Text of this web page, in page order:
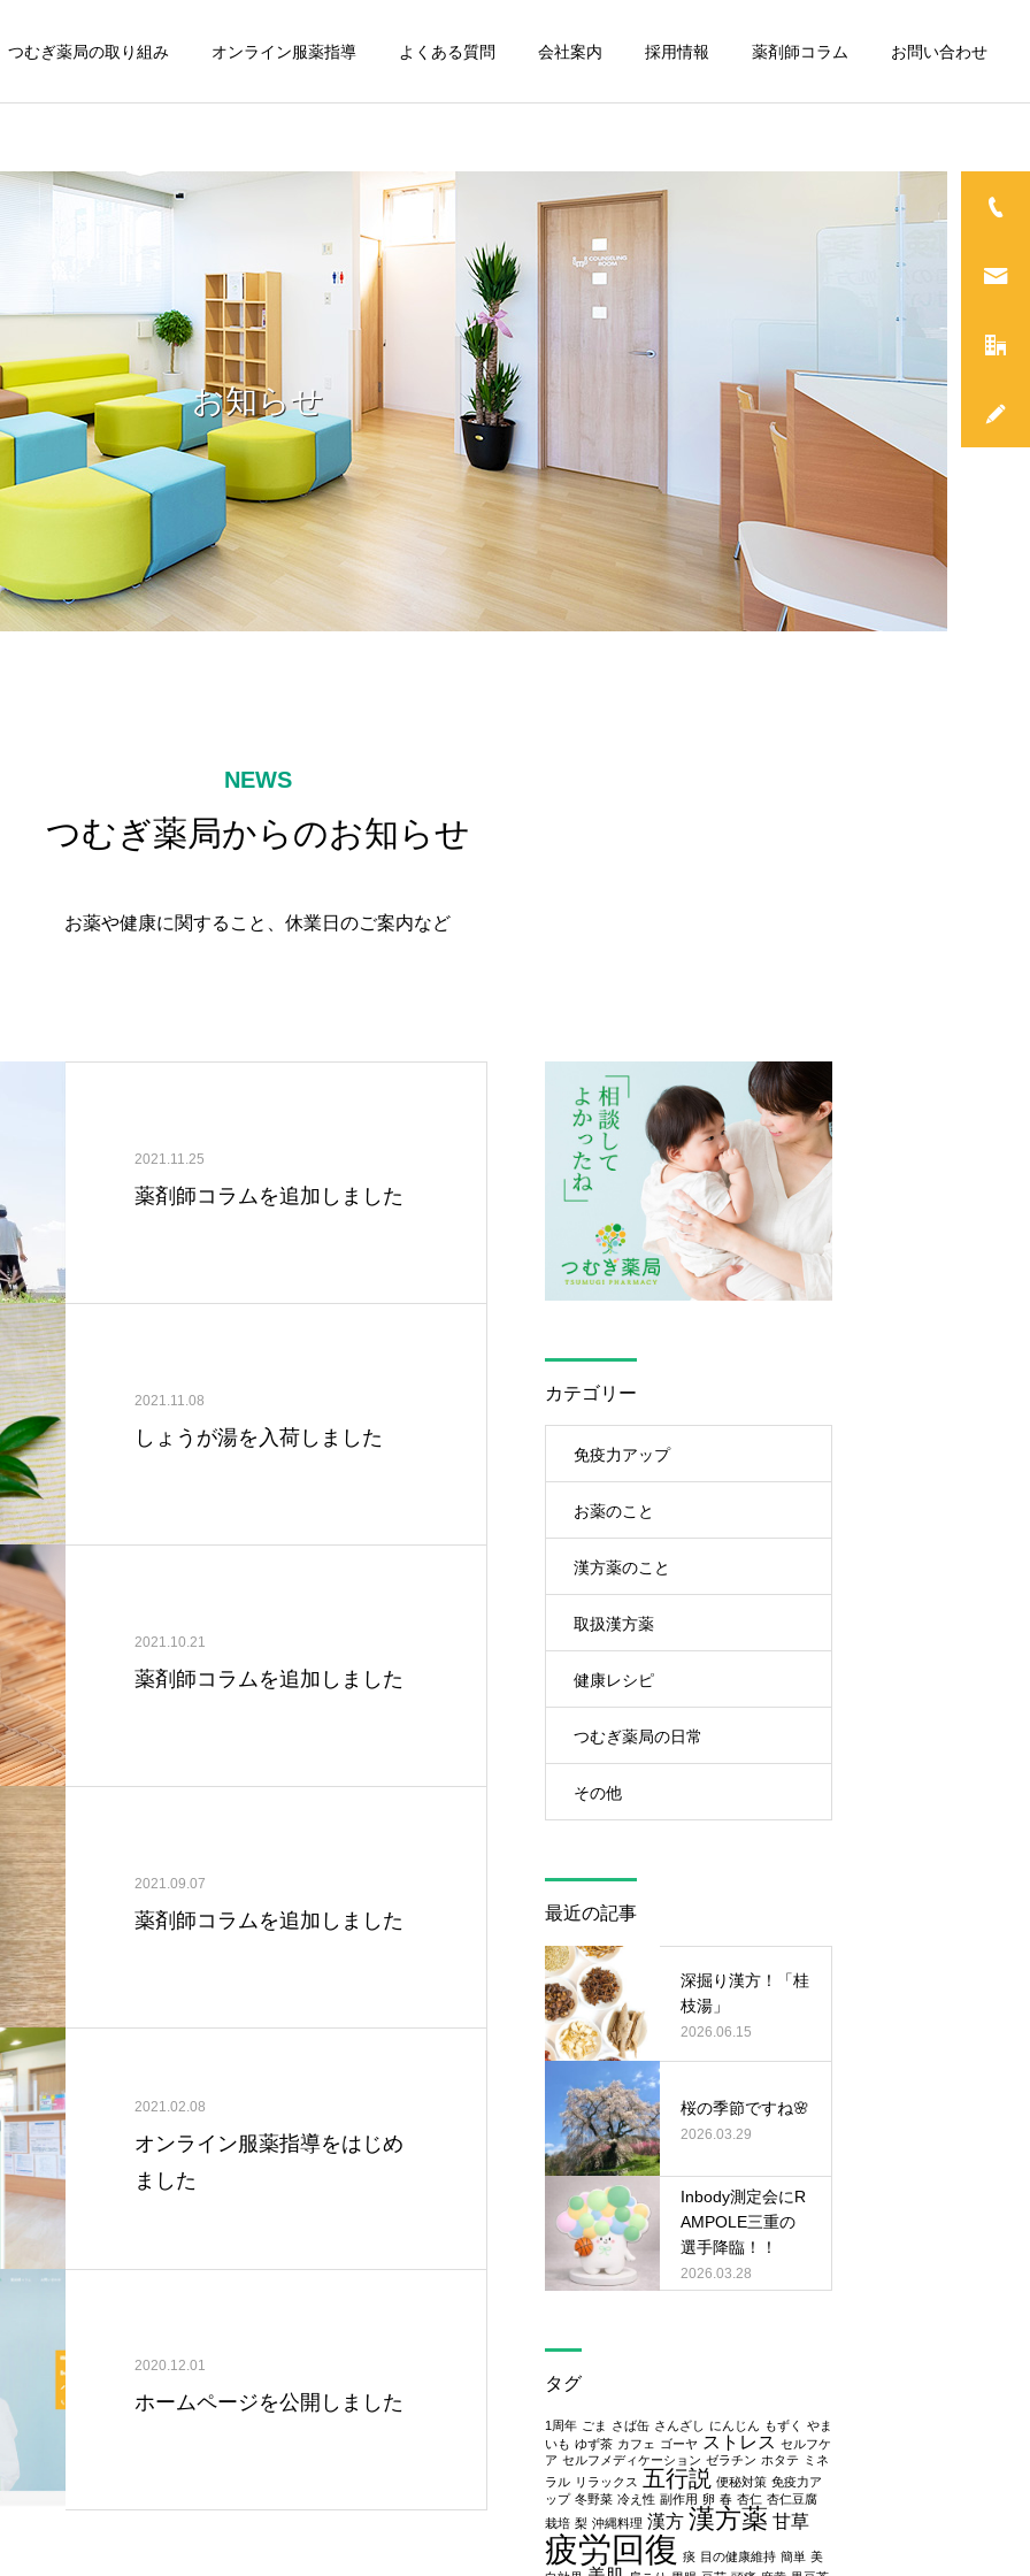
つむぎ薬局の取り組み オンライン服薬指導 よくある質問 会社案内 採用情報 薬剤師コラム お問い合わせ
つむぎ薬局の取り組み
ジェネリック医薬品の
推進
医療材料・衛生材料の
供給
感染予防対策の徹底
健康相談・健康教室の
開催
桜の季節ですね🌸
その他
Inbody測定会にRAMPOLE
三重の選手降臨！！
深掘り漢方！「六君子湯」
お知らせ
NEWS
つむぎ薬局からのお知らせ
お薬や健康に関すること、休業日のご案内など
2021.11.25
薬剤師コラムを追加しました
2021.11.08
しょうが湯を入荷しました
2021.10.21
薬剤師コラムを追加しました
2021.09.07
薬剤師コラムを追加しました
2021.02.08
オンライン服薬指導をはじめ
ました
2020.12.01
ホームページを公開しました
カテゴリー
免疫力アップ
お薬のこと
漢方薬のこと
取扱漢方薬
健康レシピ
つむぎ薬局の日常
その他
最近の記事
深掘り漢方！「桂
枝湯」
2026.06.15
桜の季節ですね🌸
2026.03.29
Inbody測定会にR
AMPOLE三重の
選手降臨！！
2026.03.28
タグ
1周年 ごま さば缶 さんざし にんじん もずく
やま
いも ゆず茶 カフェ ゴーヤ ストレス セルフケ
ア セルフメディケーション ゼラチン ホタテ
ミネ
ラル リラックス 五行説 便秘対策 免疫力ア
ップ 冬野菜 冷え性 副作用 卵 春 杏仁 杏仁豆腐
栽培 梨 沖縄料理 漢方 漢方薬 甘草
疲労回復 痰 目の健康維持 簡単 美